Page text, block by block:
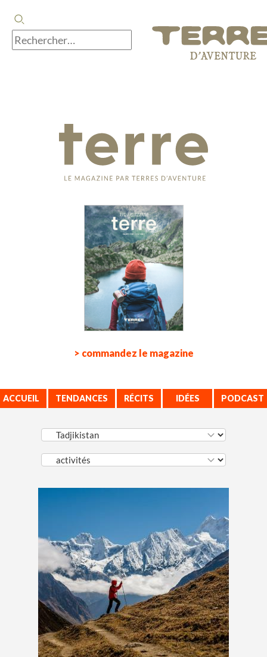
> commandez le magazine
ACCUEIL TENDANCES RÉCITS
IDÉES
PODCAST